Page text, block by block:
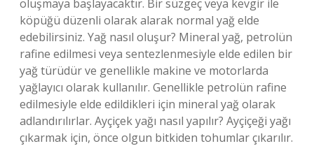
oluşmaya başlayacaktır. Bir süzgeç veya kevgir ile
köpüğü düzenli olarak alarak normal yağ elde
edebilirsiniz. Yağ nasıl oluşur? Mineral yağ, petrolün
rafine edilmesi veya sentezlenmesiyle elde edilen bir
yağ türüdür ve genellikle makine ve motorlarda
yağlayıcı olarak kullanılır. Genellikle petrolün rafine
edilmesiyle elde edildikleri için mineral yağ olarak
adlandırılırlar. Ayçiçek yağı nasıl yapılır? Ayçiçeği yağı
çıkarmak için, önce olgun bitkiden tohumlar çıkarılır.